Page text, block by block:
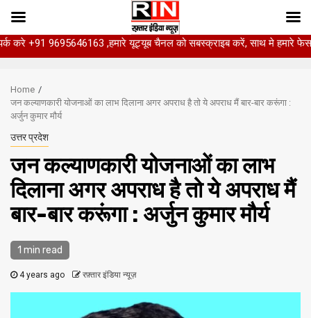
,हमारे यूट्यूब चैनल को सबस्क्राइब करें, साथ मे हमारे फेसबुक को
content
Home
जन कल्याणकारी योजनाओं का लाभ दिलाना अगर अपराध है तो ये अपराध मैं बार-बार करूंगा :
अर्जुन कुमार मौर्य
उत्तर प्रदेश
जन कल्याणकारी योजनाओं का लाभ
दिलाना अगर अपराध है तो ये अपराध मैं
बार-बार करूंगा : अर्जुन कुमार मौर्य
1 min read
4 years ago रफ़्तार इंडिया न्यूज़